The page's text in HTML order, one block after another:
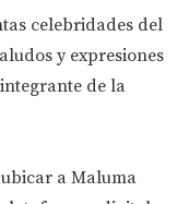
celebridades del
y expresiones
de la
a Maluma